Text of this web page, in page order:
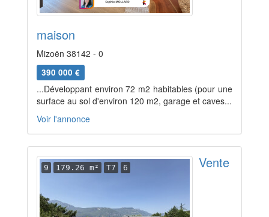
maison
Mizoën 38142 - 0
390 000 €
...Développant environ 72 m2 habitables (pour une
surface au sol d'environ 120 m2, garage et caves...
Voir l'annonce
9 179.26 m² T7 6 Vente